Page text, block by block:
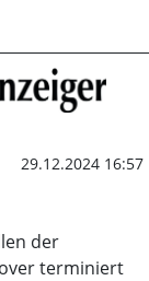
29.12.2024 16:57
der
terminiert